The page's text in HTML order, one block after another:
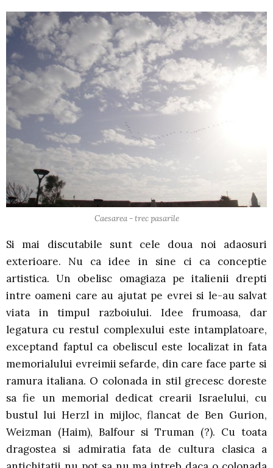
Caesarea - trec pasarile
Si mai discutabile sunt cele doua noi adaosuri
exterioare. Nu ca idee in sine ci ca conceptie
artistica. Un obelisc omagiaza pe italienii drepti
intre oameni care au ajutat pe evrei si le-au salvat
viata in timpul razboiului. Idee frumoasa, dar
legatura cu restul complexului este intamplatoare,
exceptand faptul ca obeliscul este localizat in fata
memorialului evreimii sefarde, din care face parte si
ramura italiana. O colonada in stil grecesc doreste
sa fie un memorial dedicat crearii Israelului, cu
bustul lui Herzl in mijloc, flancat de Ben Gurion,
Weizman (Haim), Balfour si Truman (?). Cu toata
dragostea si admiratia fata de cultura clasica a